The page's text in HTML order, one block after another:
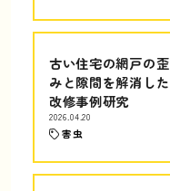
古い住宅の網戸の歪
みと隙間を解消した
改修事例研究
2026.04.20
害虫